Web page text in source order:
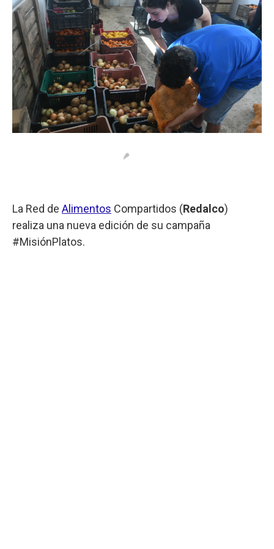
La Red de Alimentos Compartidos (Redalco)
realiza una nueva edición de su campaña
#MisiónPlatos.